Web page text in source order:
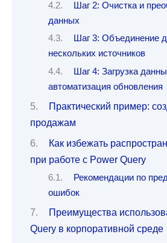
Шаг 2: Очистка и
данных
Шаг 3: Объединение
нескольких источников
Шаг 4: Загрузка
автоматизация обновления
Практический пример:
продажам
Как избежать
при работе с Power Query
Рекомендации по
ошибок
Преимущества
Query в корпоративной среде